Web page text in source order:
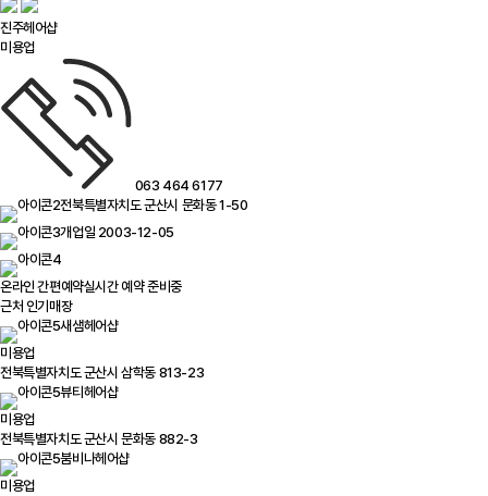
진주헤어샵
미용업
063 464 6177
전북특별자치도 군산시 문화동 1-50
개업일 2003-12-05
온라인 간편예약실시간 예약 준비중
근처 인기매장
새샘헤어샵
미용업
전북특별자치도 군산시 삼학동 813-23
뷰티헤어샵
미용업
전북특별자치도 군산시 문화동 882-3
붐비나헤어샵
미용업